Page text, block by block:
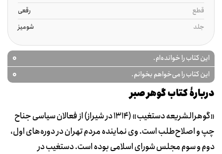
قطع
رقعی
جلد
شومیز
این کتاب را خوانده‌ام. 0
این کتاب را می‌خواهم بخوانم. 0
دربارۀ کتاب گوهر صبر
«گوهرالشریعه دستغیب» (۱۳۱۴ در شیراز) از فعالان سیاسی جناح
چپ و اصلاح‌طلب است. وی نماینده مردم تهران در دوره‌های اول،
دوم و سوم مجلس شورای اسلامی بوده ‌است. دستغیب در